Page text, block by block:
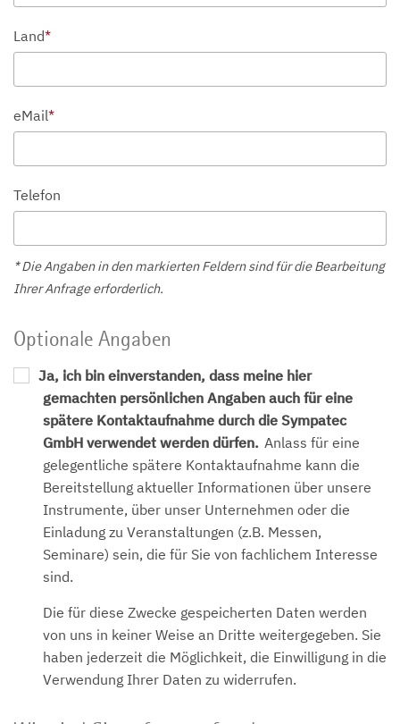
Land*
eMail*
Telefon
* Die Angaben in den markierten Feldern sind für die Bearbeitung
Ihrer Anfrage erforderlich.
Optionale Angaben
Ja, ich bin einverstanden, dass meine hier
gemachten persönlichen Angaben auch für eine
spätere Kontaktaufnahme durch die Sympatec
GmbH verwendet werden dürfen. Anlass für eine
gelegentliche spätere Kontaktaufnahme kann die
Bereitstellung aktueller Informationen über unsere
Instrumente, über unser Unternehmen oder die
Einladung zu Veranstaltungen (z.B. Messen,
Seminare) sein, die für Sie von fachlichem Interesse
sind.
Die für diese Zwecke gespeicherten Daten werden
von uns in keiner Weise an Dritte weitergegeben. Sie
haben jederzeit die Möglichkeit, die Einwilligung in die
Verwendung Ihrer Daten zu widerrufen.